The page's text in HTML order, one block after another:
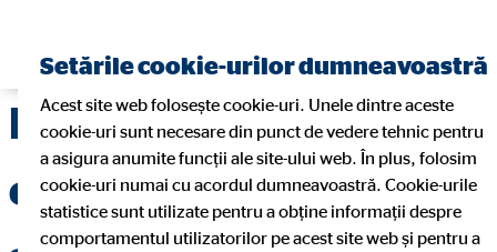
Primul apartament
comun: Ce trebuie să
Setările cookie-urilor dumneavoastră
Acest site web folosește cookie-uri. Unele dintre aceste
cookie-uri sunt necesare din punct de vedere tehnic pentru
a asigura anumite funcții ale site-ului web. În plus, folosim
cookie-uri numai cu acordul dumneavoastră. Cookie-urile
statistice sunt utilizate pentru a obține informații despre
comportamentul utilizatorilor pe acest site web și pentru a